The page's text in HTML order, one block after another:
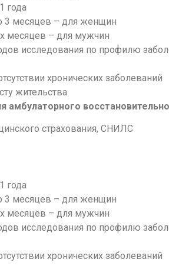
года
3 месяцев – для женщин
месяцев – для мужчин
исследования по профилю
хронических заболеваний
жительства
страхования, СНИЛС
года
3 месяцев – для женщин
месяцев – для мужчин
исследования по профилю
хронических заболеваний